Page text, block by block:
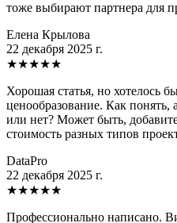
тоже выбирают партнера для
Елена Крылова
22 декабря 2025 г.
★★★★★
Хорошая статья, но хотелось
ценообразование. Как понять,
или нет? Может быть,
стоимость разных типов
DataPro
22 декабря 2025 г.
★★★★★
Профессионально написано.